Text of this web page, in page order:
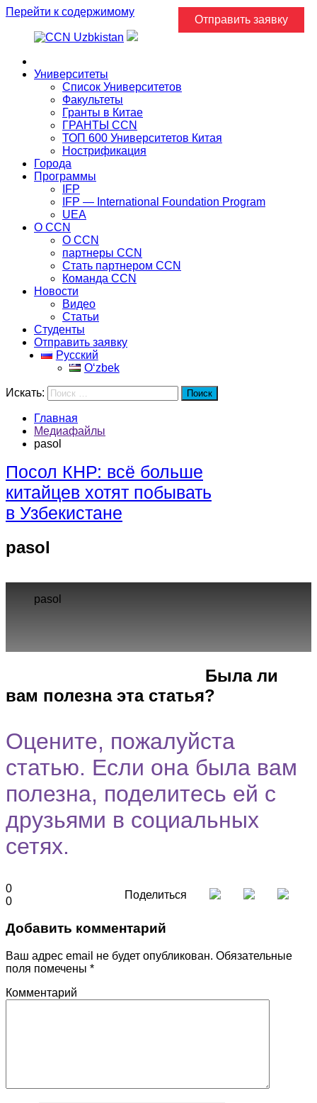
Перейти к содержимому
Университеты
Список Университетов
Факультеты
Гранты в Китае
ГРАНТЫ ССN
ТОП 600 Университетов Китая
Нострификация
Города
Программы
IFP
IFP — International Foundation Program
UEA
О CCN
О CCN
партнеры ССN
Стать партнером CCN
Команда ССN
Новости
Видео
Статьи
Студенты
Отправить заявку
Русский
Oʻzbek
Искать: Поиск
Главная
Медиафайлы
pasol
Посол КНР: всё больше
китайцев хотят побывать
в Узбекистане
pasol
Отправить заявку
pasol
Была ли
вам полезна эта статья?
Оцените, пожалуйста
статью. Если она была вам
полезна, поделитесь ей с
друзьями в социальных
сетях.
0
0
Поделиться
Добавить комментарий
Ваш адрес email не будет опубликован. Обязательные
поля помечены *
Комментарий